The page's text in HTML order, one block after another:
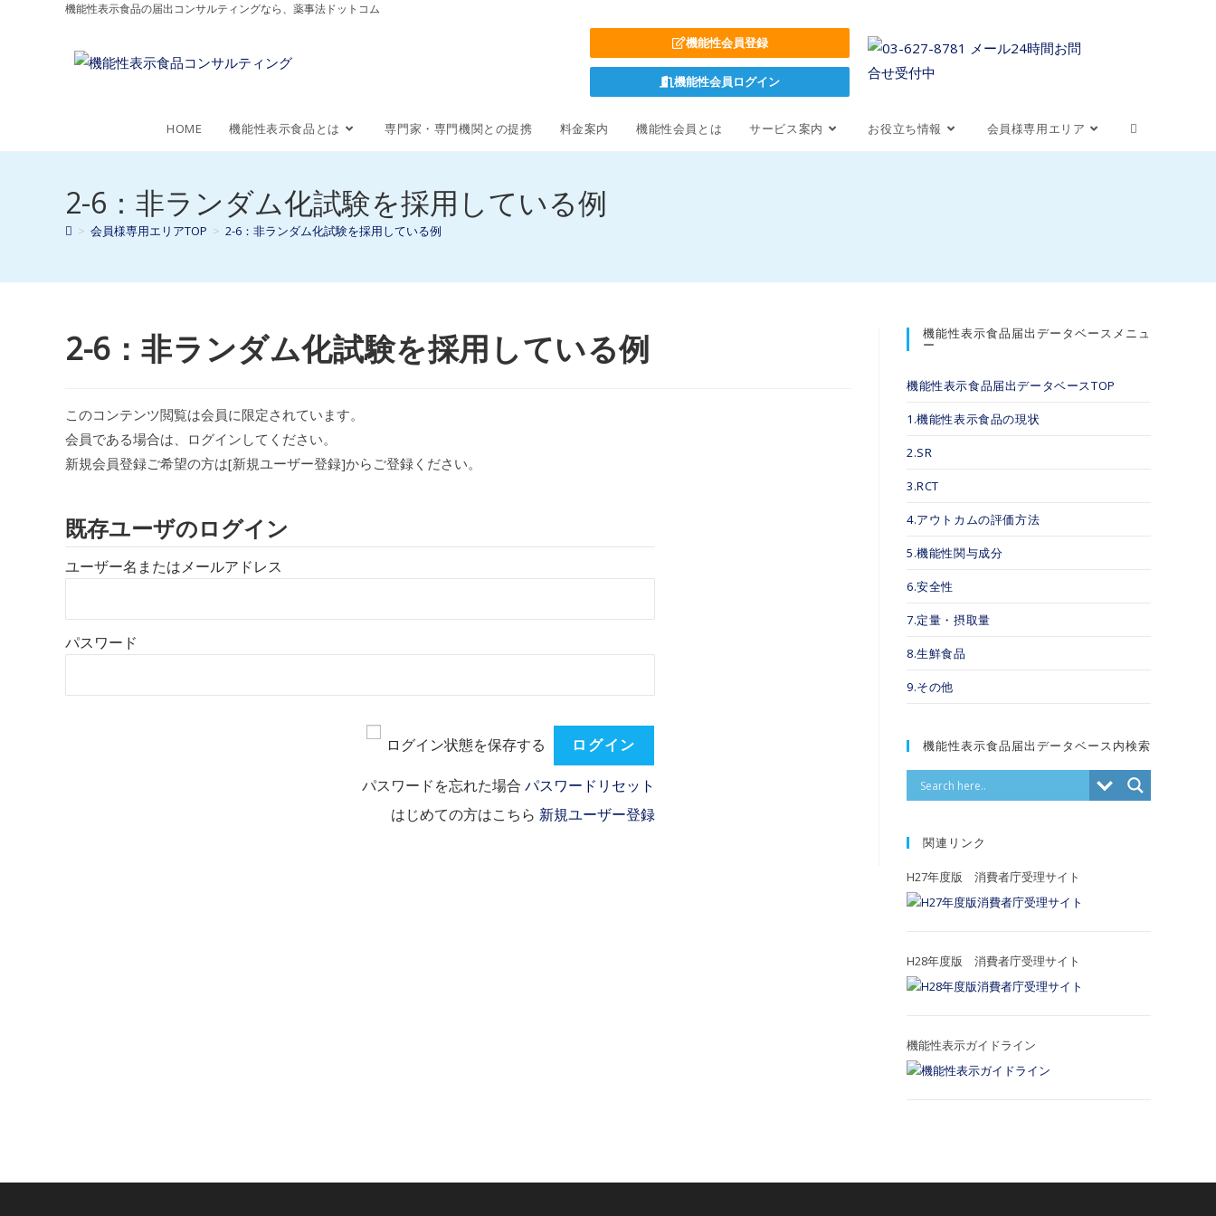
機能性表示食品の届出コンサルティングなら、薬事法ドットコム
機能性会員登録
機能性会員ログイン
HOME 機能性表示食品とは 専門家・専門機関との提携 料金案内 機能性会員とは サービス案内 お役立ち情報 会員様専用エリア
2-6：非ランダム化試験を採用している例
> 会員様専用エリアTOP > 2-6：非ランダム化試験を採用している例
2-6：非ランダム化試験を採用している例
このコンテンツ閲覧は会員に限定されています。
会員である場合は、ログインしてください。
新規会員登録ご希望の方は[新規ユーザー登録]からご登録ください。
既存ユーザのログイン
ユーザー名またはメールアドレス
パスワード
ログイン状態を保存する
パスワードを忘れた場合 パスワードリセット
はじめての方はこちら 新規ユーザー登録
機能性表示食品届出データベースメニュ
ー
機能性表示食品届出データベースTOP
1.機能性表示食品の現状
2.SR
3.RCT
4.アウトカムの評価方法
5.機能性関与成分
6.安全性
7.定量・摂取量
8.生鮮食品
9.その他
機能性表示食品届出データベース内検索
関連リンク
H27年度版 消費者庁受理サイト
H28年度版 消費者庁受理サイト
機能性表示ガイドライン